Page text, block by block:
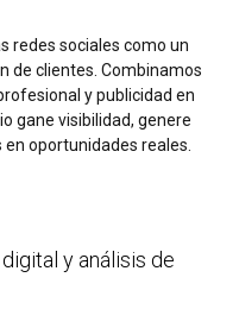
redes sociales como un
de clientes. Combinamos
y publicidad en
gane visibilidad, genere
oportunidades reales.
y análisis de